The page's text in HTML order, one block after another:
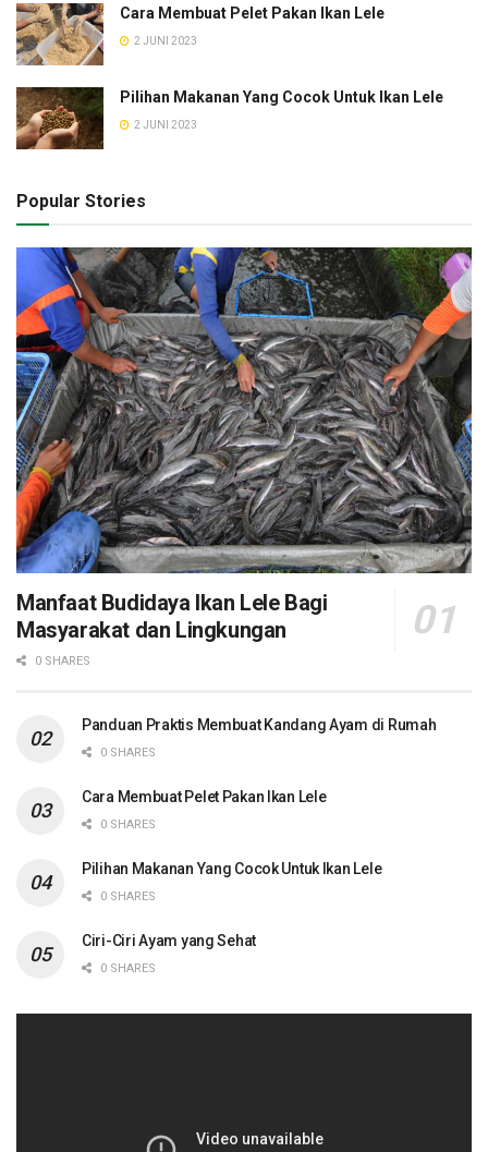
Cara Membuat Pelet Pakan Ikan Lele
2 JUNI 2023
Pilihan Makanan Yang Cocok Untuk Ikan Lele
2 JUNI 2023
Popular Stories
Manfaat Budidaya Ikan Lele Bagi
Masyarakat dan Lingkungan
0 SHARES
Panduan Praktis Membuat Kandang Ayam di Rumah
0 SHARES
Cara Membuat Pelet Pakan Ikan Lele
0 SHARES
Pilihan Makanan Yang Cocok Untuk Ikan Lele
0 SHARES
Ciri-Ciri Ayam yang Sehat
0 SHARES